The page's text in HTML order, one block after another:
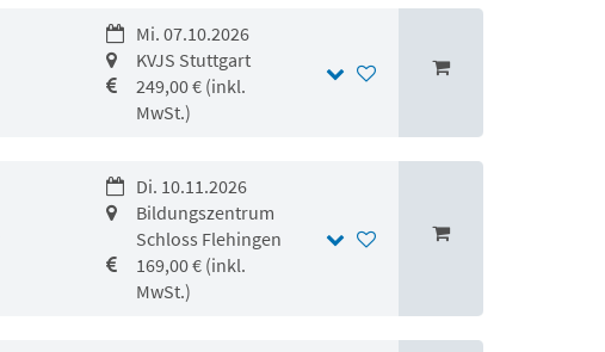
Mi. 07.10.2026
KVJS Stuttgart
249,00 € (inkl.
MwSt.)
Di. 10.11.2026
Bildungszentrum
Schloss Flehingen
169,00 € (inkl.
MwSt.)